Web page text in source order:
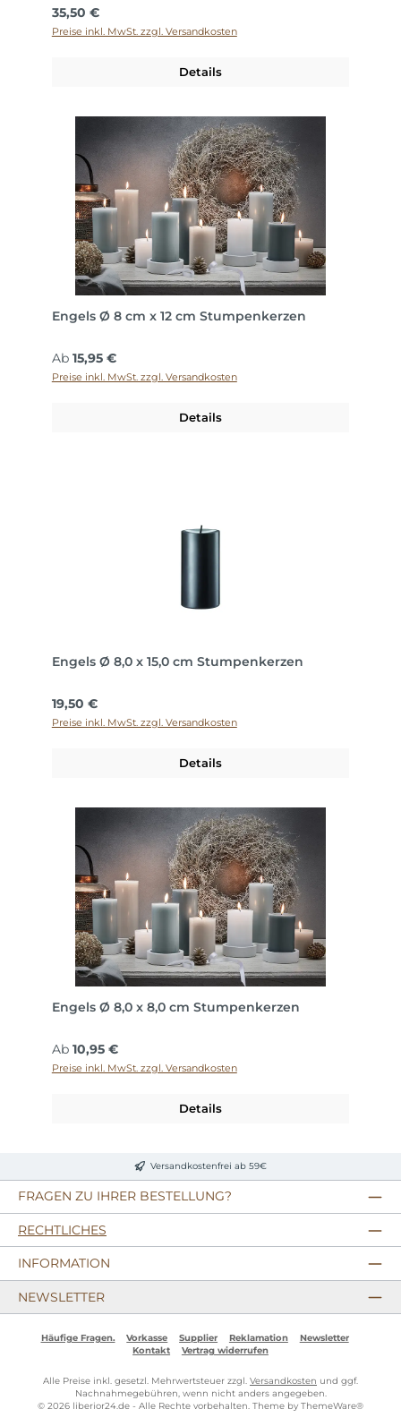
Regulärer Preis:
35,50 €
Preise inkl. MwSt. zzgl. Versandkosten
Details
Engels Ø 8 cm x 12 cm Stumpenkerzen
Regulärer Preis:
Ab 15,95 €
Preise inkl. MwSt. zzgl. Versandkosten
Details
Engels Ø 8,0 x 15,0 cm Stumpenkerzen
Regulärer Preis:
19,50 €
Preise inkl. MwSt. zzgl. Versandkosten
Details
Engels Ø 8,0 x 8,0 cm Stumpenkerzen
Regulärer Preis:
Ab 10,95 €
Preise inkl. MwSt. zzgl. Versandkosten
Details
Versandkostenfrei ab 59€
FRAGEN ZU IHRER BESTELLUNG?
RECHTLICHES
INFORMATION
NEWSLETTER
Häufige Fragen. Vorkasse Supplier Reklamation
Newsletter
Kontakt
Vertrag widerrufen
Alle Preise inkl. gesetzl. Mehrwertsteuer zzgl. Versandkosten und ggf.
Nachnahmegebühren, wenn nicht anders angegeben.
© 2026 liberior24.de - Alle Rechte vorbehalten. Theme by ThemeWare®